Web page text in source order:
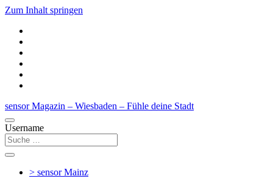
Zum Inhalt springen
sensor Magazin – Wiesbaden – Fühle deine Stadt
Username
> sensorMainz